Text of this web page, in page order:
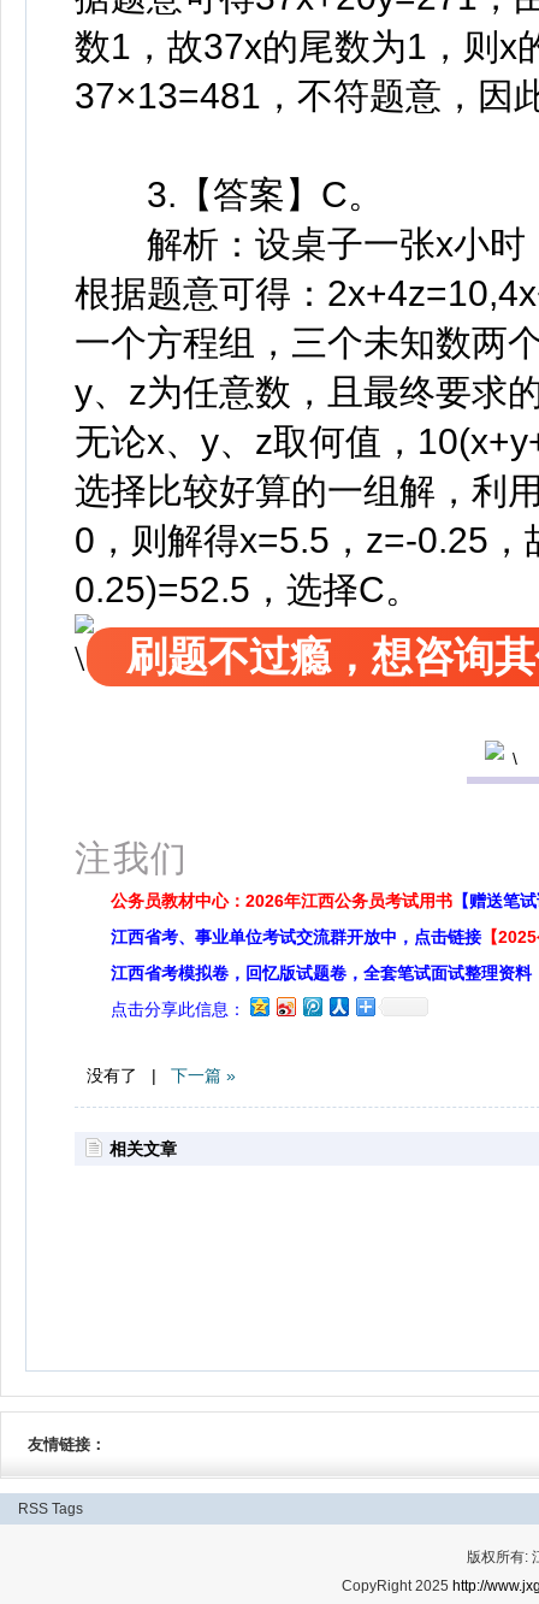
数1，故37x的尾数为1，则
37×13=481，不符题意，因
3.【答案】C。
解析：设桌子一张x小时
根据题意可得：
一个方程组，三个未知数两
y、z为任意数，且最终要求
无论x、y、z取何值，
选择比较好算的一组解，利
0，则解得x=5.5，z=-0.25
0.25)=52.5，选择C。
刷题不过瘾，想咨询
注我们
公务员教材中心：2026年江西公务员考试用书 【赠送笔
江西省考、事业单位考试交流群开放中，点击链接 【
江西省考模拟卷，回忆版试题卷，全套笔试面试整理资料
点击分享此信息：
没有了 | 下一篇 »
相关文章
友情链接：
RSS Tags
版权所有:
CopyRight 2025 http://